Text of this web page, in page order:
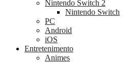
Nintendo Switch 2
Nintendo Switch
PC
Android
iOS
Entretenimento
Animes